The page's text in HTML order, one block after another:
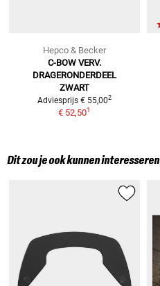
Hepco & Becker
C-BOW VERV.
DRAGERONDERDEEL
ZWART
Adviesprijs € 55,002
€ 52,501
Dit zou je ook kunnen interesseren